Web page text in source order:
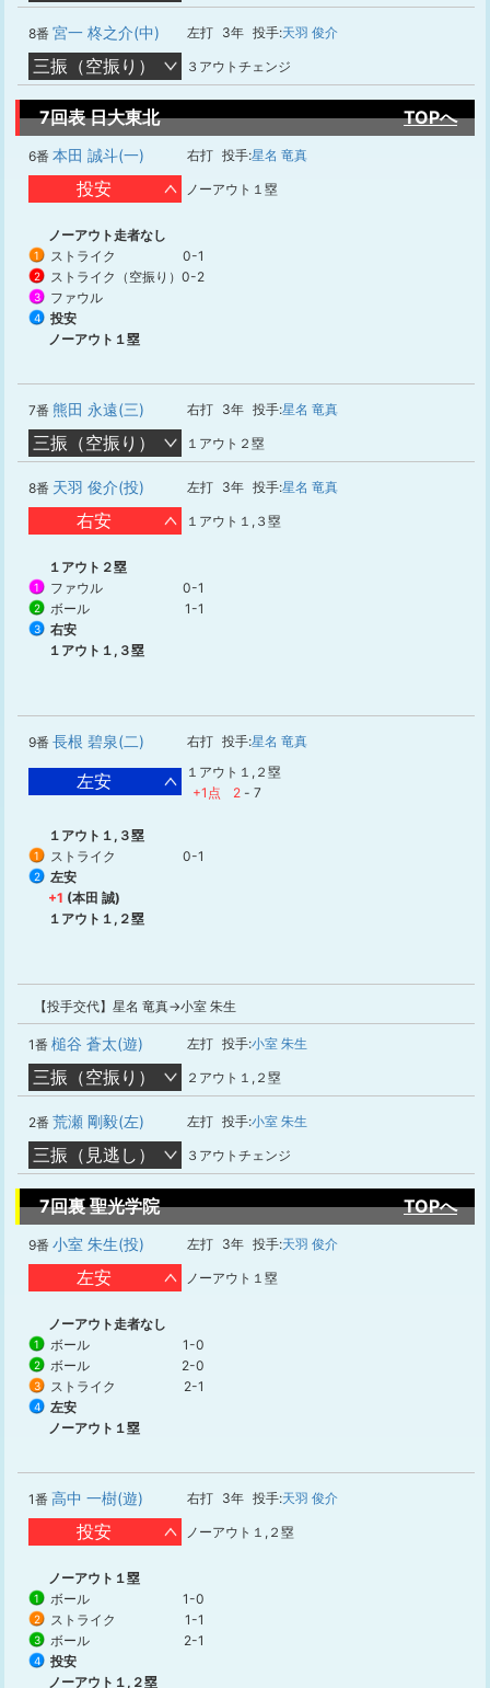
8番 宮一 柊之介(中) 左打 3年 投手:天羽 俊介
三振（空振り） ３アウトチェンジ
7回表 日大東北 TOPへ
6番 本田 誠斗(一) 右打 投手:星名 竜真
投安 ノーアウト１塁
ノーアウト走者なし
1 ストライク 0-1
2 ストライク（空振り） 0-2
3 ファウル
4
投安
ノーアウト１塁
7番 熊田 永遠(三) 右打 3年 投手:星名 竜真
三振（空振り） １アウト２塁
8番 天羽 俊介(投) 左打 3年 投手:星名 竜真
右安 １アウト１,３塁
１アウト２塁
1 ファウル 0-1
2 ボール 1-1
3
右安
１アウト１,３塁
9番 長根 碧泉(二) 右打 投手:星名 竜真
左安
１アウト１,２塁
+1点
2 - 7
１アウト１,３塁
1 ストライク 0-1
2
左安
+1 (本田 誠)
１アウト１,２塁
【投手交代】星名 竜真→小室 朱生
1番 槌谷 蒼太(遊) 左打 投手:小室 朱生
三振（空振り） ２アウト１,２塁
2番 荒瀬 剛毅(左) 左打 投手:小室 朱生
三振（見逃し） ３アウトチェンジ
7回裏 聖光学院 TOPへ
9番 小室 朱生(投) 左打 3年 投手:天羽 俊介
左安 ノーアウト１塁
ノーアウト走者なし
1 ボール 1-0
2 ボール 2-0
3 ストライク 2-1
4
左安
ノーアウト１塁
1番 高中 一樹(遊) 右打 3年 投手:天羽 俊介
投安 ノーアウト１,２塁
ノーアウト１塁
1 ボール 1-0
2 ストライク 1-1
3 ボール 2-1
4
投安
ノーアウト１,２塁